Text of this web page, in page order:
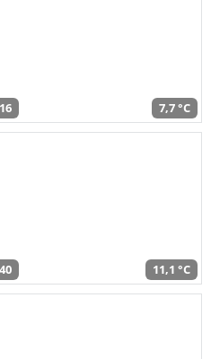
7,7 °C
11,1 °C